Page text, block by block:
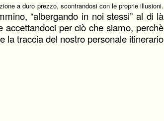
a duro prezzo, scontrandosi con le proprie illusioni.
“albergando in noi stessi” al di là
accettandoci per ciò che siamo, perchè
la traccia del nostro personale itinerario